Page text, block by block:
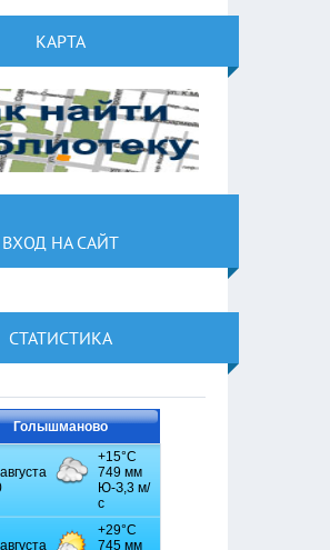
КАРТА
ВХОД НА САЙТ
СТАТИСТИКА
Голышманово